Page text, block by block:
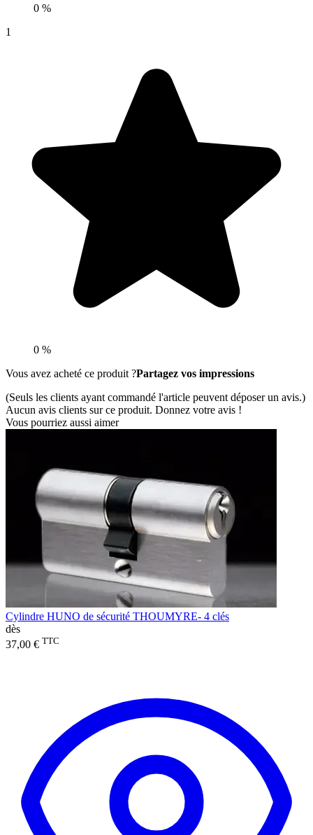
0 %
1
0 %
Vous avez acheté ce produit ?Partagez vos impressions
(Seuls les clients ayant commandé l'article peuvent déposer un avis.)
Aucun avis clients sur ce produit. Donnez votre avis !
Vous pourriez aussi aimer
Cylindre HUNO de sécurité THOUMYRE- 4 clés
dès
37,00 € TTC